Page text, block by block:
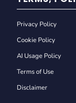
Privacy Policy
Cookie Policy
AI Usage Policy
Terms of Use
Disclaimer